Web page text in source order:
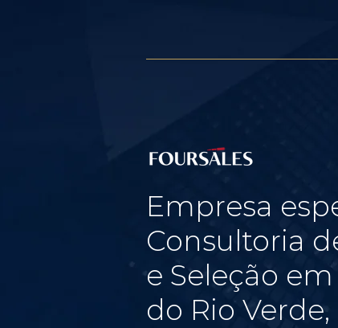
Empresa
Consultoria
e Seleção
do Rio